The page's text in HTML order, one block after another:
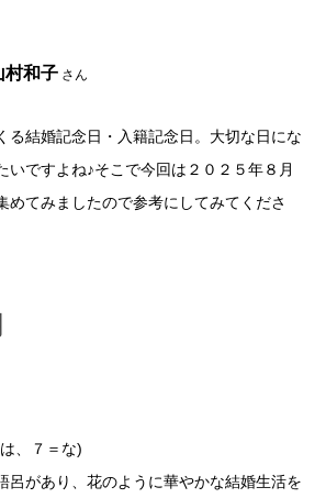
村和子 さん
る結婚記念日・入籍記念日。大切な日にな
いですよね♪そこで今回は２０２５年８月
めてみましたので参考にしてみてくださ
、７＝な)
呂があり、花のように華やかな結婚生活を